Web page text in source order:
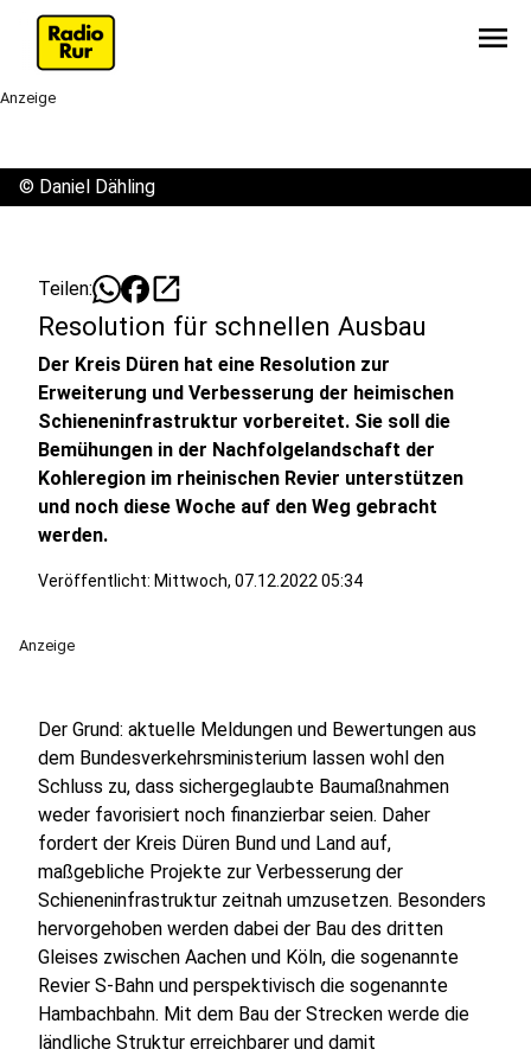
menu
Anzeige
© Daniel Dähling
Teilen: open_in_new
Resolution für schnellen Ausbau
Der Kreis Düren hat eine Resolution zur
Erweiterung und Verbesserung der heimischen
Schieneninfrastruktur vorbereitet. Sie soll die
Bemühungen in der Nachfolgelandschaft der
Kohleregion im rheinischen Revier unterstützen
und noch diese Woche auf den Weg gebracht
werden.
Veröffentlicht: Mittwoch, 07.12.2022 05:34
Anzeige
Der Grund: aktuelle Meldungen und Bewertungen aus
dem Bundesverkehrsministerium lassen wohl den
Schluss zu, dass sichergeglaubte Baumaßnahmen
weder favorisiert noch finanzierbar seien. Daher
fordert der Kreis Düren Bund und Land auf,
maßgebliche Projekte zur Verbesserung der
Schieneninfrastruktur zeitnah umzusetzen. Besonders
hervorgehoben werden dabei der Bau des dritten
Gleises zwischen Aachen und Köln, die sogenannte
Revier S-Bahn und perspektivisch die sogenannte
Hambachbahn. Mit dem Bau der Strecken werde die
ländliche Struktur erreichbarer und damit